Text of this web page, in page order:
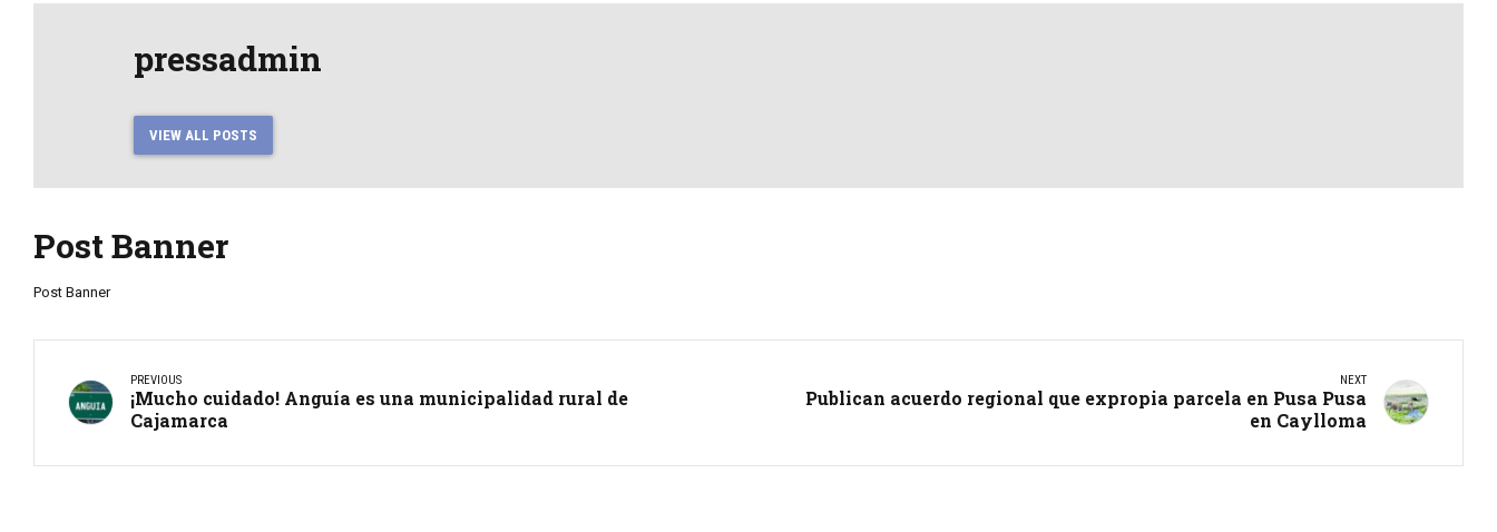
pressadmin
VIEW ALL POSTS
Post Banner
Post Banner
PREVIOUS
¡Mucho cuidado! Anguía es una municipalidad rural de
Cajamarca
NEXT
Publican acuerdo regional que expropia parcela en Pusa Pusa
en Caylloma